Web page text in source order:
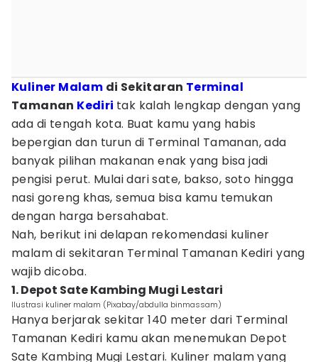
Kuliner Malam di Sekitaran Terminal
Tamanan Kediri tak kalah lengkap dengan yang
ada di tengah kota. Buat kamu yang habis
bepergian dan turun di Terminal Tamanan, ada
banyak pilihan makanan enak yang bisa jadi
pengisi perut. Mulai dari sate, bakso, soto hingga
nasi goreng khas, semua bisa kamu temukan
dengan harga bersahabat.
Nah, berikut ini delapan rekomendasi kuliner
malam di sekitaran Terminal Tamanan Kediri yang
wajib dicoba.
1. Depot Sate Kambing Mugi Lestari
Ilustrasi kuliner malam (Pixabay/abdulla binmassam)
Hanya berjarak sekitar 140 meter dari Terminal
Tamanan Kediri kamu akan menemukan Depot
Sate Kambing Mugi Lestari. Kuliner malam yang